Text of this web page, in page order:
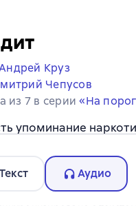
Круз
Чепусов
из 7 в серии«На
упоминание
Аудио